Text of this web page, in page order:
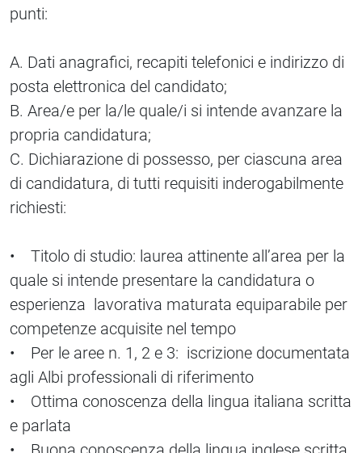
punti:
A. Dati anagrafici, recapiti telefonici e indirizzo di
posta elettronica del candidato;
B. Area/e per la/le quale/i si intende avanzare la
propria candidatura;
C. Dichiarazione di possesso, per ciascuna area
di candidatura, di tutti requisiti inderogabilmente
richiesti:
• Titolo di studio: laurea attinente all’area per la
quale si intende presentare la candidatura o
esperienza lavorativa maturata equiparabile per
competenze acquisite nel tempo
• Per le aree n. 1, 2 e 3: iscrizione documentata
agli Albi professionali di riferimento
• Ottima conoscenza della lingua italiana scritta
e parlata